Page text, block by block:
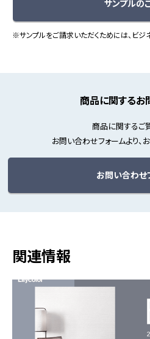
サンプルの
※サンプルをご請求いただくためには、ビジ
商品に関するお
商品に関するご
お問い合わせフォームより、
お問い合わせ
関連情報